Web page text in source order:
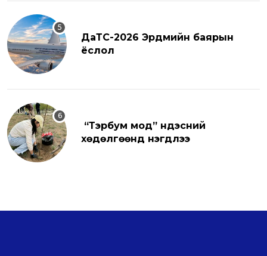
ДаТС-2026 Эрдмийн баярын
ёслол
“Тэрбум мод” үндэсний
хөдөлгөөнд нэгдлээ